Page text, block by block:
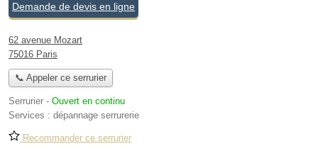
Demande de devis en ligne
62 avenue Mozart
75016 Paris
📞 Appeler ce serrurier
Serrurier - Ouvert en continu
Services : dépannage serrurerie
Recommander ce serrurier